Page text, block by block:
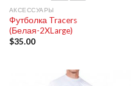
АКСЕССУАРЫ
Футболка Tracers
(Белая-2XLarge)
$35.00